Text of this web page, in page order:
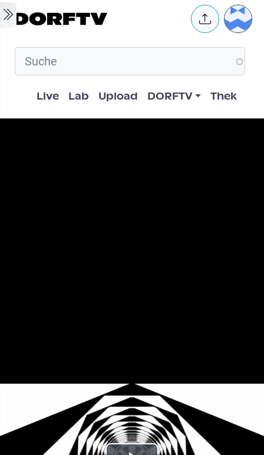
Skip to main content User
Hauptnavigation
Live Lab Upload DORFTV Thek